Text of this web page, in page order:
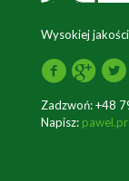
Wysokiej
Zadzwoń:+48
Napisz: